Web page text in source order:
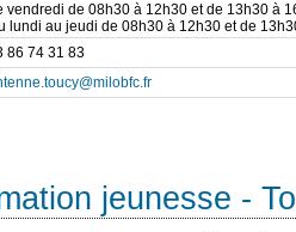
vendredi de 08h30 à 12h30 et de 13h30 à
lundi au jeudi de 08h30 à 12h30 et de
86 74 31 83
jeunesse -